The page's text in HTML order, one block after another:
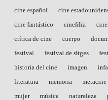
cine español
cine
cine fantástico
cinefilia
crítica de cine
cuerpo
festival
festival de sitges
historia del cine
imagen
literatura
memoria metacine
mujer
música naturaleza